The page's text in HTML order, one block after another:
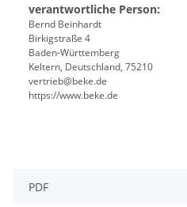
verantwortliche Person:
Bernd Beinhardt
Birkigstraße 4
Baden-Württemberg
Keltern, Deutschland, 75210
vertrieb@beke.de
https://www.beke.de
PDF